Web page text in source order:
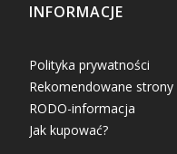
INFORMACJE
Polityka prywatności
Rekomendowane strony
RODO-informacja
Jak kupować?